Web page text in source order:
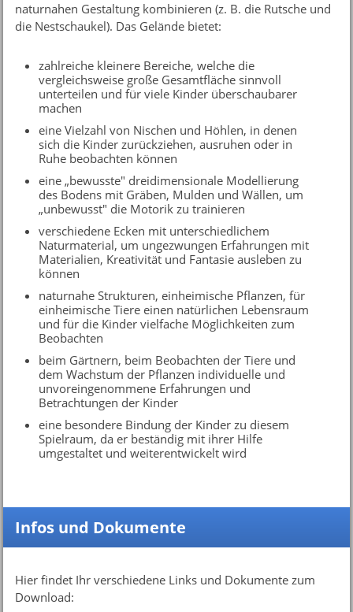
naturnahen Gestaltung kombinieren (z. B. die Rutsche und
die Nestschaukel). Das Gelände bietet:
zahlreiche kleinere Bereiche, welche die
vergleichsweise große Gesamtfläche sinnvoll
unterteilen und für viele Kinder überschaubarer
machen
eine Vielzahl von Nischen und Höhlen, in denen
sich die Kinder zurückziehen, ausruhen oder in
Ruhe beobachten können
eine „bewusste" dreidimensionale Modellierung
des Bodens mit Gräben, Mulden und Wällen, um
„unbewusst" die Motorik zu trainieren
verschiedene Ecken mit unterschiedlichem
Naturmaterial, um ungezwungen Erfahrungen mit
Materialien, Kreativität und Fantasie ausleben zu
können
naturnahe Strukturen, einheimische Pflanzen, für
einheimische Tiere einen natürlichen Lebensraum
und für die Kinder vielfache Möglichkeiten zum
Beobachten
beim Gärtnern, beim Beobachten der Tiere und
dem Wachstum der Pflanzen individuelle und
unvoreingenommene Erfahrungen und
Betrachtungen der Kinder
eine besondere Bindung der Kinder zu diesem
Spielraum, da er beständig mit ihrer Hilfe
umgestaltet und weiterentwickelt wird
Infos und Dokumente
Hier findet Ihr verschiedene Links und Dokumente zum
Download: